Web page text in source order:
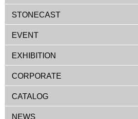
STONECAST
EVENT
EXHIBITION
CORPORATE
CATALOG
NEWS